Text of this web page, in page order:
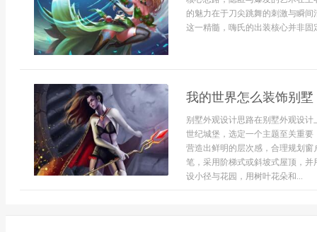
的魅力在于刀尖跳舞的刺激与瞬
这一精髓，嗨氏的出装核心并非固
我的世界怎么装饰别
别墅外观设计思路在别墅外观设
世纪城堡，选定一个主题至关重
营造出鲜明的层次感，合理规划
笔，采用阶梯式或斜坡式屋顶，
设小径与花园，用树叶花朵和...